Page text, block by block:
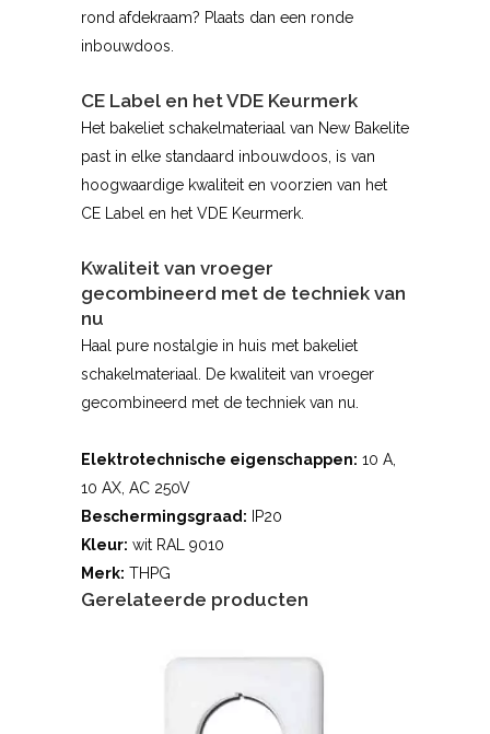
rond afdekraam? Plaats dan een ronde
inbouwdoos.
CE Label en het VDE Keurmerk
Het bakeliet schakelmateriaal van New Bakelite
past in elke standaard inbouwdoos, is van
hoogwaardige kwaliteit en voorzien van het
CE Label en het VDE Keurmerk.
Kwaliteit van vroeger
gecombineerd met de techniek van
nu
Haal pure nostalgie in huis met bakeliet
schakelmateriaal. De kwaliteit van vroeger
gecombineerd met de techniek van nu.
Elektrotechnische eigenschappen: 10 A,
10 AX, AC 250V
Beschermingsgraad: IP20
Kleur: wit RAL 9010
Merk: THPG
Gerelateerde producten